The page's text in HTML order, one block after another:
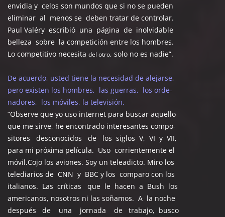
envidia y celos son mundos que si no se pueden
eliminar al menos se deben tratar de controlar.
Paul Valéry escribió una página de inolvidable
belleza sobre la competición entre los hombres.
Lo competitivo necesita del otro, solo no es nadie”.
De acuerdo, usted tiene la necesidad de alejarse,
pero existen los hombres, las guerras, los orde-
nadores, los móviles, la televisión.
“Observe que yo uso internet para buscar aquello
que me sirve, he encontrado interesantes compo-
sitores desconocidos de los siglos V, VI y VII,
para mi próxima película. Uso corrientemente el
móvil.Cojo los aviones. Soy un teleadicto. Miro los
telediarios de CNN y BBC y los comparo con los
italianos. Las críticas que le hacen a Bush los
americanos, nosotros ni las soñamos. A la noche
después de una jornada de trabajo, busco